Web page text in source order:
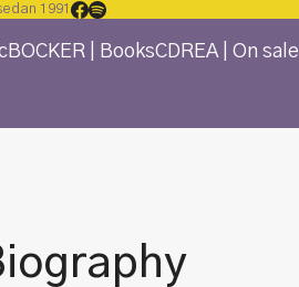
1991
BÖCKER | BooksCD REA | On sale